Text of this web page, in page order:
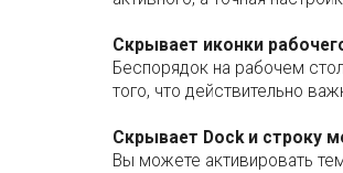
Скрывает иконки
Беспорядок на рабочем
того, что действительно
Скрывает Dock и строку
Вы можете активировать